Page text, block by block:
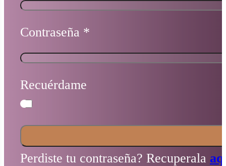
Contraseña *
Recuérdame
Perdiste tu contraseña? Recuperala